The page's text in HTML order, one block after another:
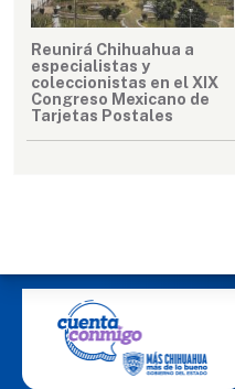
Reunirá Chihuahua a
especialistas y
coleccionistas en el XIX
Congreso Mexicano de
Tarjetas Postales